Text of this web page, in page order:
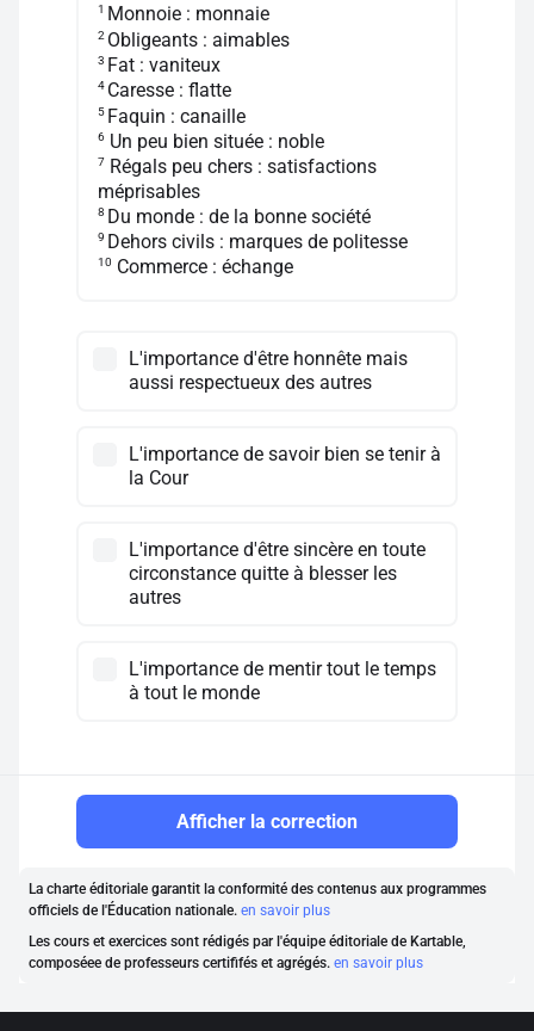
1 Monnoie : monnaie
2 Obligeants : aimables
3 Fat : vaniteux
4 Caresse : flatte
5 Faquin : canaille
6 Un peu bien située : noble
7 Régals peu chers : satisfactions
méprisables
8 Du monde : de la bonne société
9 Dehors civils : marques de politesse
10 Commerce : échange
L'importance d'être honnête mais
aussi respectueux des autres
L'importance de savoir bien se tenir à
la Cour
L'importance d'être sincère en toute
circonstance quitte à blesser les
autres
L'importance de mentir tout le temps
à tout le monde
Afficher la correction
La charte éditoriale garantit la conformité des contenus aux programmes
officiels de l'Éducation nationale. en savoir plus
Les cours et exercices sont rédigés par l'équipe éditoriale de Kartable,
composéee de professeurs certififés et agrégés. en savoir plus